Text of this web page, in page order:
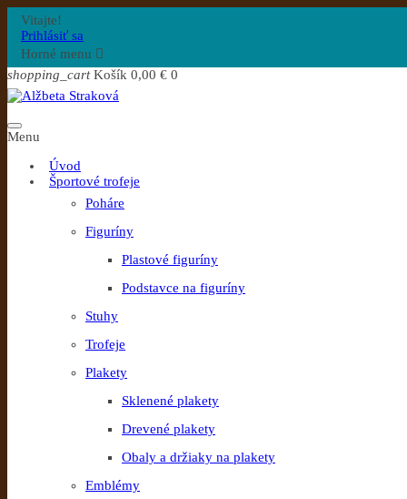
Vitajte!
Prihlásiť sa
Horné menu 
shopping_cart Košík 0,00 € 0
Menu
Úvod
Športové trofeje
Poháre
Figuríny
Plastové figuríny
Podstavce na figuríny
Stuhy
Trofeje
Plakety
Sklenené plakety
Drevené plakety
Obaly a držiaky na plakety
Emblémy